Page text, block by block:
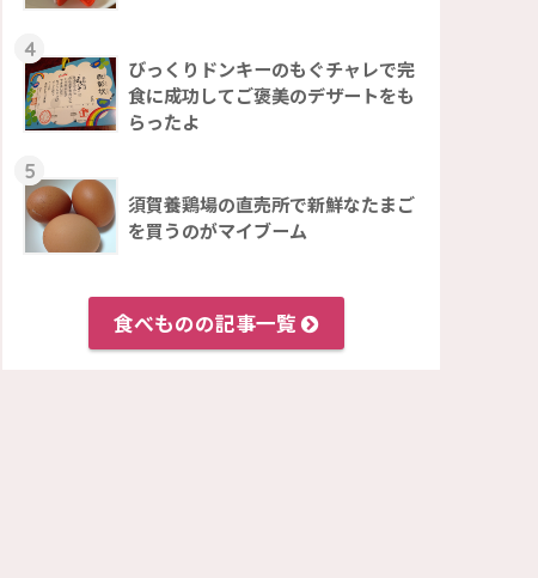
4
びっくりドンキーのもぐチャレで完
食に成功してご褒美のデザートをも
らったよ
5
須賀養鶏場の直売所で新鮮なたまご
を買うのがマイブーム
食べものの記事一覧